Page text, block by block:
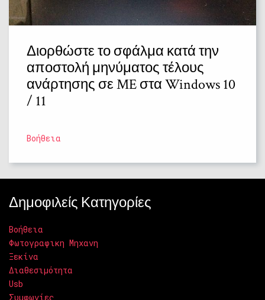
Διορθώστε το σφάλμα κατά την
αποστολή μηνύματος τέλους
ανάρτησης σε ME στα Windows 10
/ 11
Βοήθεια
Δημοφιλείς Κατηγορίες
Βοήθεια
Φωτογραφικη Μηχανη
Ξεκίνα
Διαθεσιμότητα
Usb
Συμφωνίες